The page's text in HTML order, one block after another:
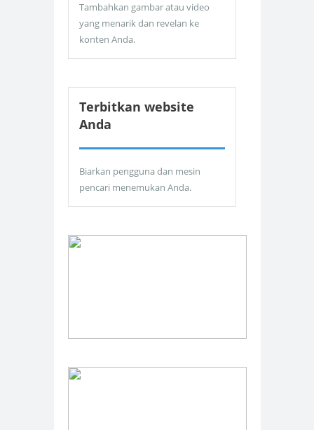
Tambahkan gambar atau video
yang menarik dan revelan ke
konten Anda.
Terbitkan website
Anda
Biarkan pengguna dan mesin
pencari menemukan Anda.